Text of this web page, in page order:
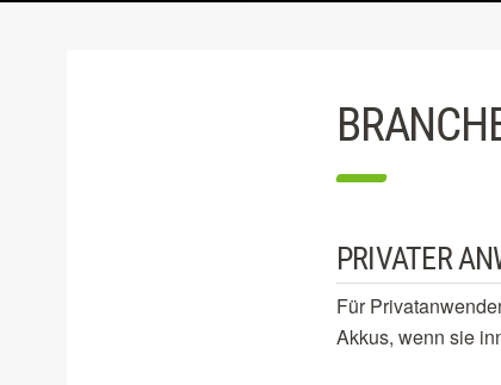
PRIVATER
Für
Akkus, wenn sie